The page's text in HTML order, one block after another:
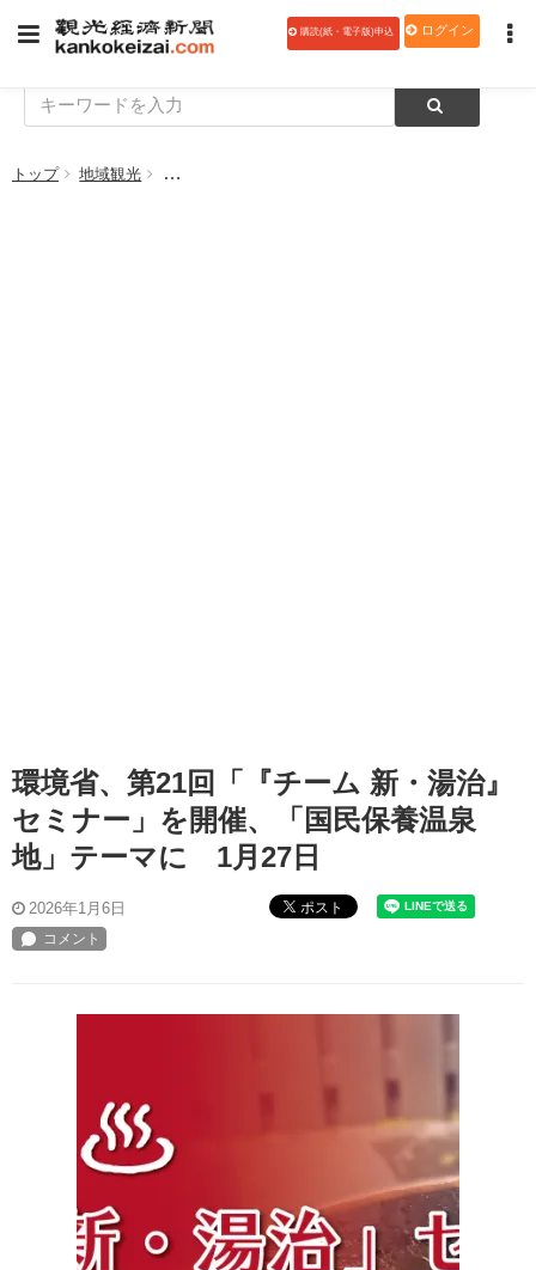
購読(紙・電子版)申込 ログイン
トップ 地域観光 環境省、第21回「『チーム 新・湯治』セミナー」
環境省、第21回「『チーム 新・湯治』
セミナー」を開催、「国民保養温泉
地」テーマに 1月27日
2026年1月6日 ポスト